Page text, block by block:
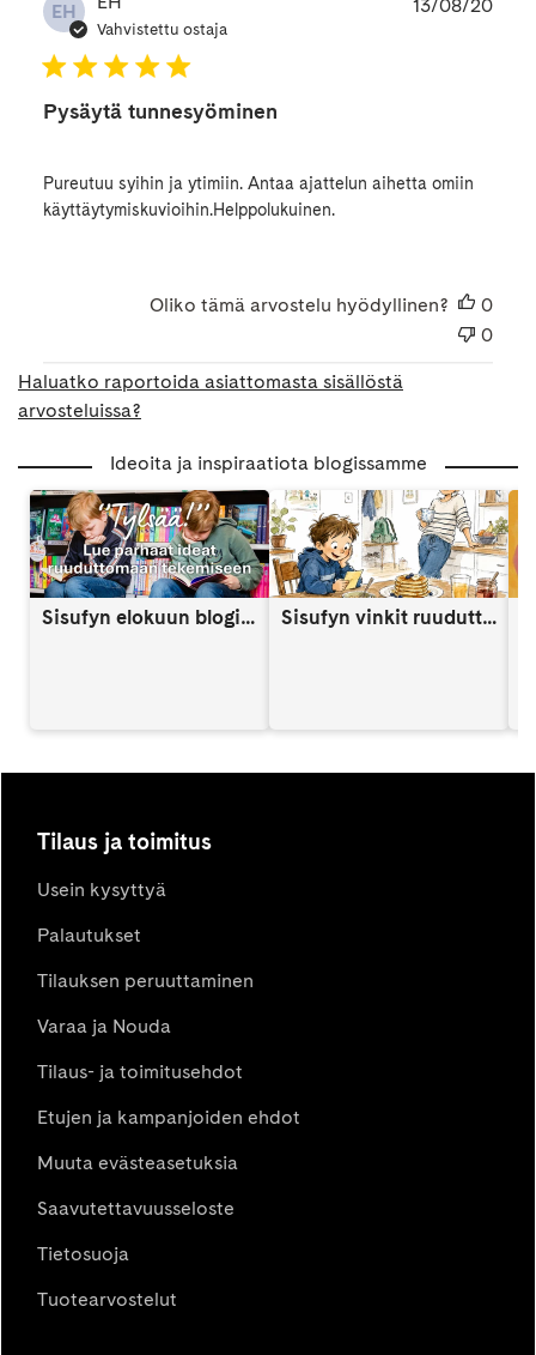
EH
Vahvistettu ostaja
Pysäytä tunnesyöminen
Pureutuu syihin ja ytimiin. Antaa ajattelun aihetta omiin
käyttäytymiskuvioihin.Helppolukuinen.
13/08/20
Oliko tämä arvostelu hyödyllinen?
0
0
Haluatko raportoida asiattomasta sisällöstä
arvosteluissa?
Ideoita ja inspiraatiota blogissamme
Sisufyn elokuun blogi: Näin vahvistat lapsen itsetuntoa someaikana Sisufyn vinkit ruuduttomaan päivään: Vinkki 9
Tilaus ja toimitus
Usein kysyttyä
Palautukset
Tilauksen peruuttaminen
Varaa ja Nouda
Tilaus- ja toimitusehdot
Etujen ja kampanjoiden ehdot
Muuta evästeasetuksia
Saavutettavuusseloste
Tietosuoja
Tuotearvostelut